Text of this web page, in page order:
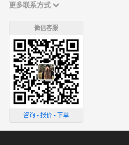
更多联系方式
微信客服
咨询 ▪ 报价 ▪ 下单